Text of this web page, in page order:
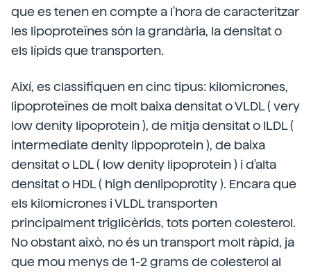
que es tenen en compte a l'hora de caracteritzar
les lipoproteïnes són la grandària, la densitat o
els lípids que transporten.
Així, es classifiquen en cinc tipus: kilomicrones,
lipoproteïnes de molt baixa densitat o VLDL ( very
low denity lipoprotein ), de mitja densitat o ILDL (
intermediate denity lippoprotein ), de baixa
densitat o LDL ( low denity lipoprotein ) i d'alta
densitat o HDL ( high denlipoprotity ). Encara que
els kilomicrones i VLDL transporten
principalment triglicèrids, tots porten colesterol.
No obstant això, no és un transport molt ràpid, ja
que mou menys de 1-2 grams de colesterol al